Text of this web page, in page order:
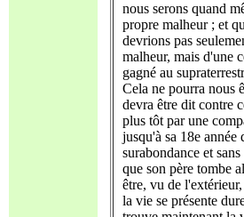
nous serons quand
propre malheur ; et
devrions pas
malheur, mais d'une
gagné au
Cela ne pourra nous
devra être dit contre
plus tôt par une
jusqu'à sa 18e année
surabondance et
que son père tombe
être, vu de
la vie se présente